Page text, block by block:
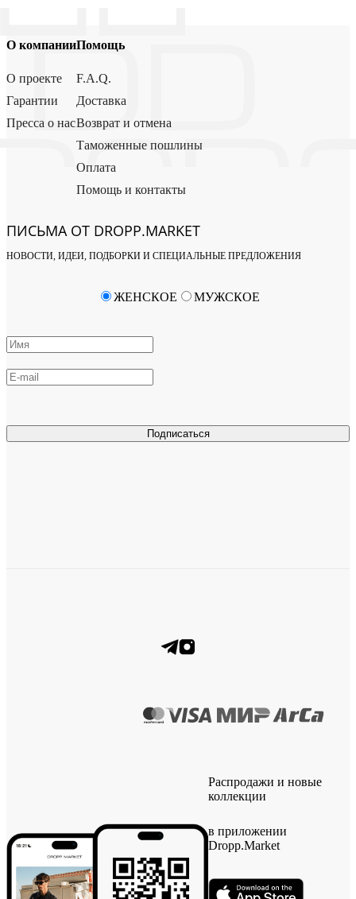
О компании
О проекте
Гарантии
Пресса о нас
Помощь
F.A.Q.
Доставка
Возврат и отмена
Таможенные пошлины
Оплата
Помощь и контакты
ПИСЬМА ОТ DROPP.MARKET
НОВОСТИ, ИДЕИ, ПОДБОРКИ И СПЕЦИАЛЬНЫЕ ПРЕДЛОЖЕНИЯ
Подписаться
ЖЕНСКОЕ МУЖСКОЕ
Распродажи и новые
коллекции
в приложении
Dropp.Market